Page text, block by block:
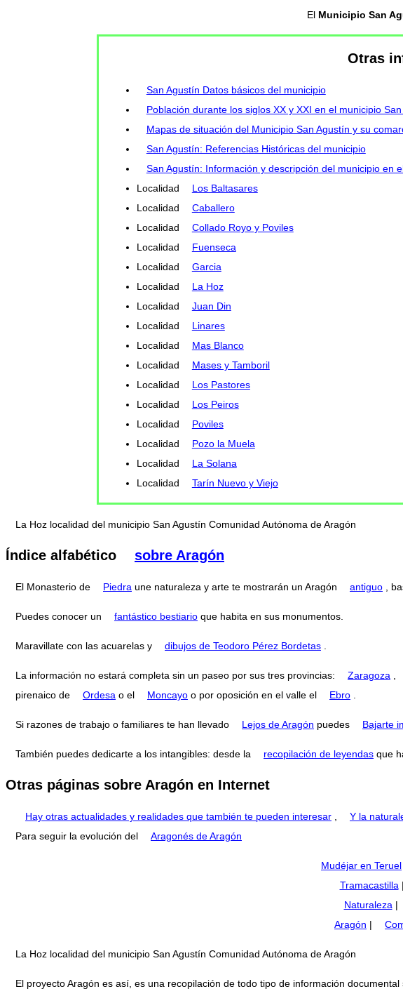
El Municipio San
Otras
San Agustín Datos básicos del municipio
Población durante los siglos XX y XXI en el municipio
Mapas de situación del Municipio San Agustín y su
San Agustín: Referencias Históricas del municipio
San Agustín: Información y descripción del municipio en
Localidad
Los Baltasares
Localidad
Caballero
Localidad
Collado Royo y Poviles
Localidad
Fuenseca
Localidad
Garcia
Localidad
La Hoz
Localidad
Juan Din
Localidad
Linares
Localidad
Mas Blanco
Localidad
Mases y Tamboril
Localidad
Los Pastores
Localidad
Los Peiros
Localidad
Poviles
Localidad
Pozo la Muela
Localidad
La Solana
Localidad
Tarín Nuevo y Viejo
La Hoz localidad del municipio San Agustín Comunidad Autónoma de Aragón
Índice alfabético sobre Aragón
El Monasterio de Piedra une naturaleza y arte te mostrarán un Aragón antiguo ,
Puedes conocer un fantástico bestiario que habita en sus monumentos.
Maravillate con las acuarelas y dibujos de Teodoro Pérez Bordetas
La información no estará completa sin un paseo por sus tres provincias: Zaragoza
pirenaico de
Ordesa o el Moncayo o por oposición en el valle el Ebro
Si razones de trabajo o familiares te han llevado Lejos de Aragón puedes Bajarte
También puedes dedicarte a los intangibles: desde la recopilación de leyendas que
Otras páginas sobre Aragón en Internet
Hay otras actualidades y realidades que también te pueden interesar
Y la
Para seguir la evolución del
Aragonés de Aragón
Mudéjar en Teruel
Tramacastilla |
Naturaleza |
Aragón |
La Hoz localidad del municipio San Agustín Comunidad Autónoma de Aragón
El proyecto Aragón es así, es una recopilación de todo tipo de información